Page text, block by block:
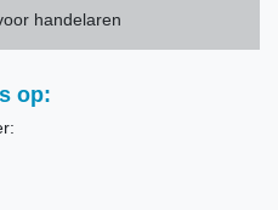
handelaren
op: